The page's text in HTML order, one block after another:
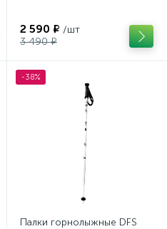
2 590 ₽ /шт
3 490 ₽
-38%
Палки горнолыжные DFS